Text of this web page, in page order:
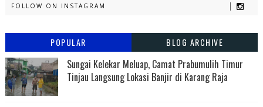
FOLLOW ON INSTAGRAM
POPULAR BLOG ARCHIVE
Sungai Kelekar Meluap, Camat Prabumulih Timur
Tinjau Langsung Lokasi Banjir di Karang Raja